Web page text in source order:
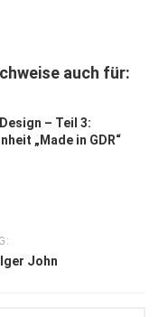
auch für:
Design – Teil 3:
„Made in GDR“
John